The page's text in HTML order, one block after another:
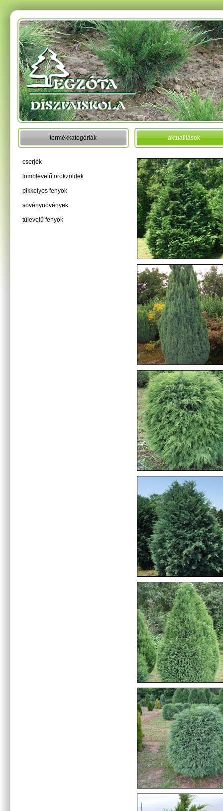
termékkategóriák
cserjék
lomblevelű örökzöldek
pikkelyes fenyők
sövénynövények
tűlevelű fenyők
aktualitások